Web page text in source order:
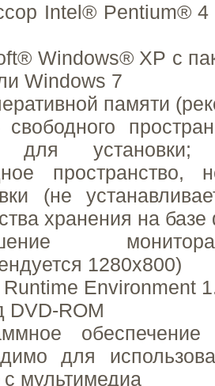
Intel® Pentium®
Windows® XP с
Windows 7
памяти
для установки;
пространство,
(не
хранения на
1280x800)
Environment
DVD-ROM
для
с мультимедиа